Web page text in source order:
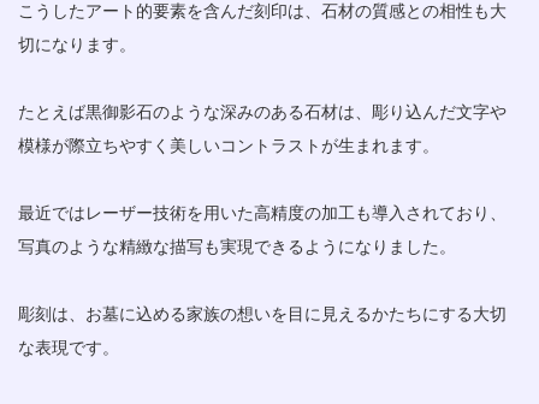
こうしたアート的要素を含んだ刻印は、石材の質感との相性も大
切になります。
たとえば黒御影石のような深みのある石材は、彫り込んだ文字や
模様が際立ちやすく美しいコントラストが生まれます。
最近ではレーザー技術を用いた高精度の加工も導入されており、
写真のような精緻な描写も実現できるようになりました。
彫刻は、お墓に込める家族の想いを目に見えるかたちにする大切
な表現です。